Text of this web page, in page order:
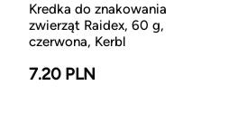
Kredka do znakowania
zwierząt Raidex, 60 g,
czerwona, Kerbl
7.20 PLN